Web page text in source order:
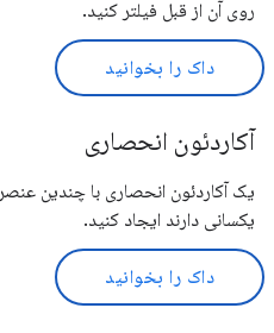
روی آن از قبل فیلتر کنید.
داک را بخوانید
آکاردئون انحصاری
یک آکاردئون انحصاری با چندین عنصر
یکسانی دارند ایجاد کنید.
داک را بخوانید